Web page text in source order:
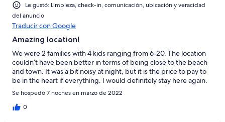
Le gustó: Limpieza, check-in, comunicación, ubicación y veracidad
del anuncio
Traducir con Google
Amazing location!
We were 2 families with 4 kids ranging from 6-20. The location
couldn’t have been better in terms of being close to the beach
and town. It was a bit noisy at night, but it is the price to pay to
be in the heart if everything. I would definitely stay here again.
Se hospedó 7 noches en marzo de 2022
0